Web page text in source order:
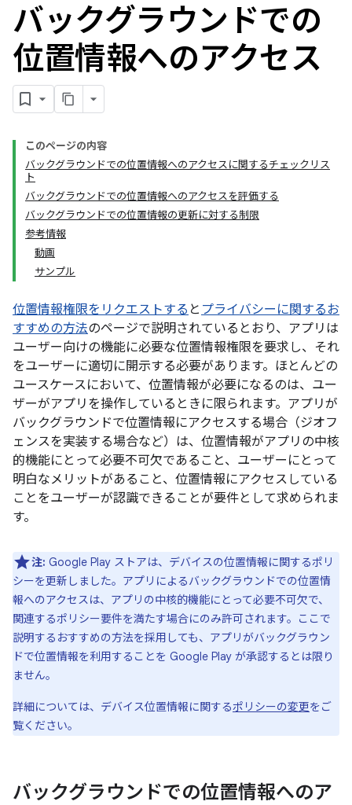
バックグラウンドでの
位置情報へのアクセス
このページの内容
バックグラウンドでの位置情報へのアクセスに関するチェックリス
ト
バックグラウンドでの位置情報へのアクセスを評価する
バックグラウンドでの位置情報の更新に対する制限
参考情報
動画
サンプル
位置情報権限をリクエストする と プライバシーに関するお
すすめの方法のページで説明されているとおり、アプリは
ユーザー向けの機能に必要な位置情報権限を要求し、それ
をユーザーに適切に開示する必要があります。ほとんどの
ユースケースにおいて、位置情報が必要になるのは、ユー
ザーがアプリを操作しているときに限られます。アプリが
バックグラウンドで位置情報にアクセスする場合（ジオフ
ェンスを実装する場合など）は、位置情報がアプリの中核
的機能にとって必要不可欠であること、ユーザーにとって
明白なメリットがあること、位置情報にアクセスしている
ことをユーザーが認識できることが要件として求められま
す。
注: Google Play ストアは、デバイスの位置情報に関するポリ
シーを更新しました。アプリによるバックグラウンドでの位置情
報へのアクセスは、アプリの中核的機能にとって必要不可欠で、
関連するポリシー要件を満たす場合にのみ許可されます。ここで
説明するおすすめの方法を採用しても、アプリがバックグラウン
ドで位置情報を利用することを Google Play が承認するとは限り
ません。
詳細については、デバイス位置情報に関するポリシーの変更をご
覧ください。
バックグラウンドでの位置情報へのア